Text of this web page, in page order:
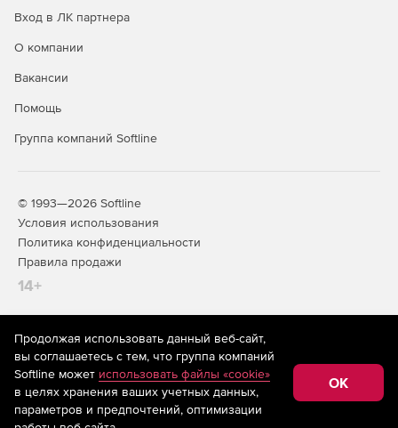
серверов и рабочих станций.
испанском, итальянском, немецком и французском.
Вход в ЛК партнера
О компании
Вакансии
Помощь
Группа компаний Softline
© 1993—2026 Softline
Условия использования
Политика конфиденциальности
Правила продажи
14+
На информационном ресурсе store.softline.ru применяются
рекомендательные технологии(информационные технологии
предоставления информации на основе сбора,
систематизации и анализа сведений, относящихся к
предпочтениям пользователей сети «Интернет»,
находящихся на территории Российской Федерации)
Продолжая использовать данный веб-сайт,
вы соглашаетесь с тем, что группа компаний
Softline может использовать файлы «cookie»
в целях хранения ваших учетных данных,
параметров и предпочтений, оптимизации
OK